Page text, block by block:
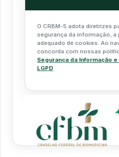
O CRBM-5 adota diretrizes
segurança da informação, a
adequado de cookies. Ao
concorda com nossas
Segurança da Informação
LGPD